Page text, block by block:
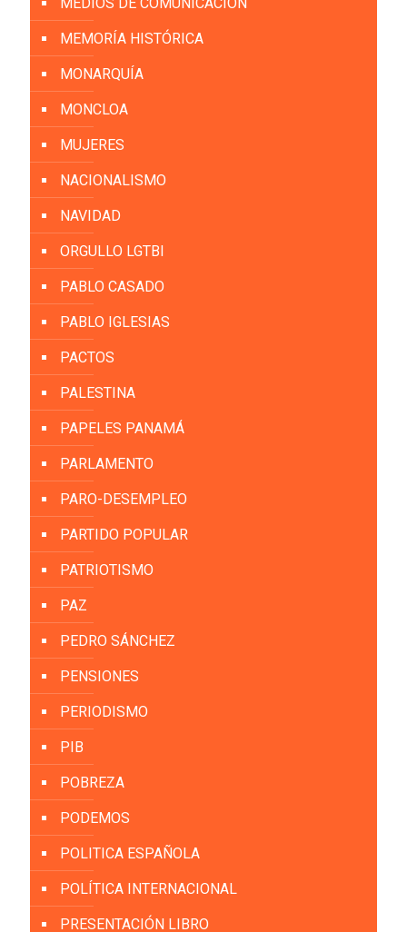
MEMORÍA HISTÓRICA
MONARQUÍA
MONCLOA
MUJERES
NACIONALISMO
NAVIDAD
ORGULLO LGTBI
PABLO CASADO
PABLO IGLESIAS
PACTOS
PALESTINA
PAPELES PANAMÁ
PARLAMENTO
PARO-DESEMPLEO
PARTIDO POPULAR
PATRIOTISMO
PAZ
PEDRO SÁNCHEZ
PENSIONES
PERIODISMO
PIB
POBREZA
PODEMOS
POLITICA ESPAÑOLA
POLÍTICA INTERNACIONAL
PRESENTACIÓN LIBRO